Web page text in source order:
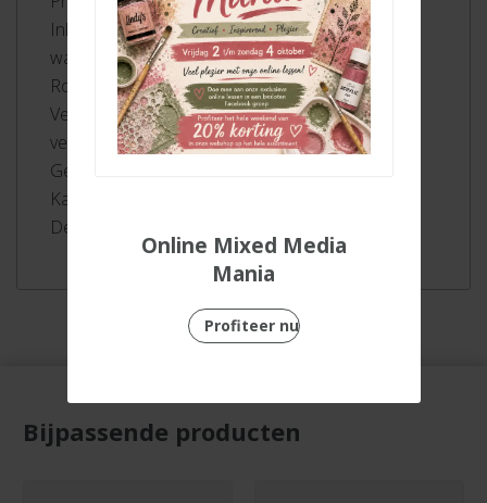
Inkt op waterbasis kan worden gemengd met
water voor prachtige aquareleffecten
Robuuste M punt ca. 1 mm
Verkrijgbaar in 65 kleuren. Alle kleuren los
verkrijgbaar
Geurloze inkt op waterbasis
Kan tot 24 uur zonder dop zonder uit te drogen
De dop past achterop de viltstift
Bijpassende producten
Online Mixed Media
Mania
Profiteer nu